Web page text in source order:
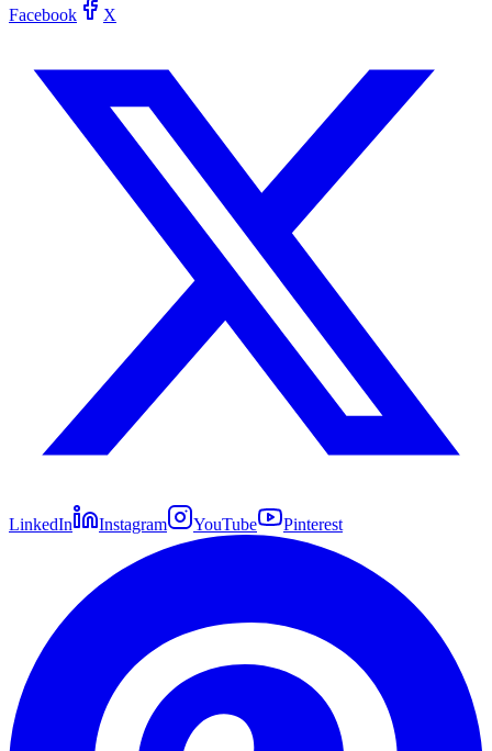
Facebook X
LinkedIn Instagram YouTube Pinterest